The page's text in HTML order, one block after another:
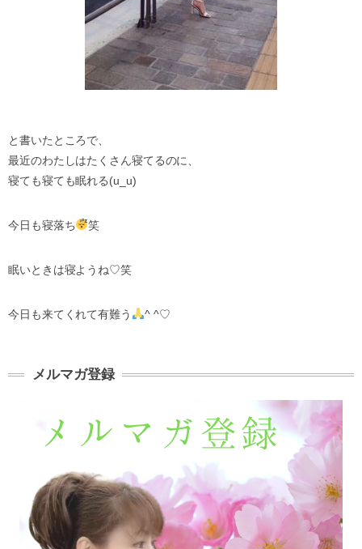
と書いたところで、
最近のわたしはたくさん寝てるのに、
寝ても寝ても眠れる(u_u)
今日も寝落ち 笑
眠いときは寝ようね♡笑
今日も来てくれて有難う ^ ^♡
メルマガ登録